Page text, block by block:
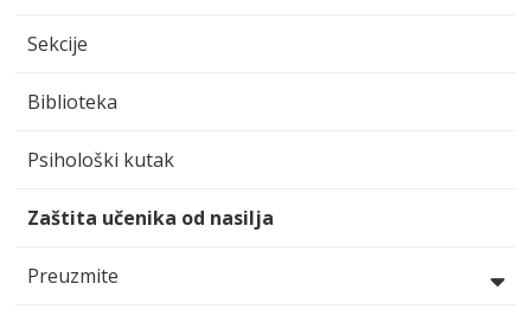
Sekcije
Biblioteka
Psihološki kutak
Zaštita učenika od nasilja
Preuzmite